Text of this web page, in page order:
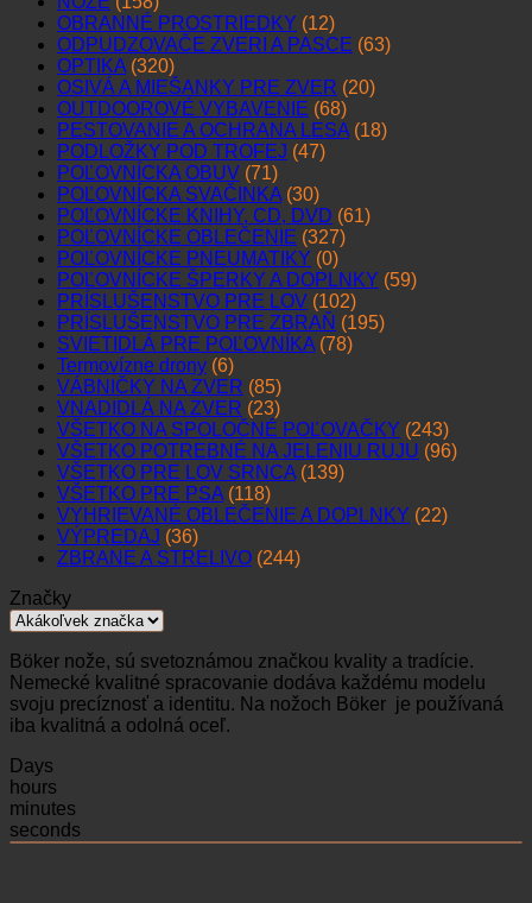
OBRANNÉ PROSTRIEDKY (12)
ODPUDZOVAČE ZVERI A PASCE (63)
OPTIKA (320)
OSIVÁ A MIEŠANKY PRE ZVER (20)
OUTDOOROVÉ VYBAVENIE (68)
PESTOVANIE A OCHRANA LESA (18)
PODLOŽKY POD TROFEJ (47)
POĽOVNÍCKA OBUV (71)
POĽOVNÍCKA SVAČINKA (30)
POĽOVNÍCKE KNIHY, CD, DVD (61)
POĽOVNÍCKE OBLEČENIE (327)
POĽOVNÍCKE PNEUMATIKY (0)
POĽOVNÍCKE ŠPERKY A DOPLNKY (59)
PRÍSLUŠENSTVO PRE LOV (102)
PRÍSLUŠENSTVO PRE ZBRAŇ (195)
SVIETIDLÁ PRE POĽOVNÍKA (78)
Termovízne drony (6)
VÁBNIČKY NA ZVER (85)
VNADIDLÁ NA ZVER (23)
VŠETKO NA SPOLOČNÉ POĽOVAČKY (243)
VŠETKO POTREBNÉ NA JELENIU RUJU (96)
VŠETKO PRE LOV SRNCA (139)
VŠETKO PRE PSA (118)
VYHRIEVANÉ OBLEČENIE A DOPLNKY (22)
VÝPREDAJ (36)
ZBRANE A STRELIVO (244)
Značky
Böker nože, sú svetoznámou značkou kvality a tradície.
Nemecké kvalitné spracovanie dodáva každému modelu
svoju precíznosť a identitu. Na nožoch Böker je používaná
iba kvalitná a odolná oceľ.
Days
hours
minutes
seconds